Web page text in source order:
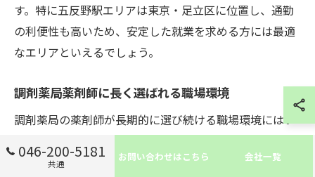
す。特に五反野駅エリアは東京・足立区に位置し、通勤
の利便性も高いため、安定した就業を求める方には最適
なエリアといえるでしょう。
調剤薬局薬剤師に長く選ばれる職場環境
調剤薬局の薬剤師が長期的に選び続ける職場環境にはい
くつかの共通点があります。まず、正社員やパートなど
多様な雇用形態が用意されており、ライフステージの変
046-200-5181
共通
お問い合わせはこちら 会社一覧